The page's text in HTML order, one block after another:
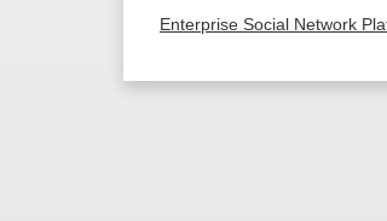
Enterprise Social Network